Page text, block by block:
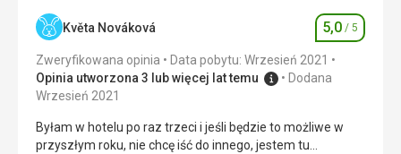
Zakwaterowanie 4,0/ 5
Okolica 4,0
Usługi
Cena 4,0
Květa Nováková Ocena
5,0 / 5
Zweryfikowana opinia
Data pobytu: Wrzesień 2021
Opinia utworzona 3 lub więcej lat temu
Dodana
Wrzesień 2021
Byłam w hotelu po raz trzeci i jeśli będzie to możliwe w
przyszłym roku, nie chcę iść do innego, jestem tu